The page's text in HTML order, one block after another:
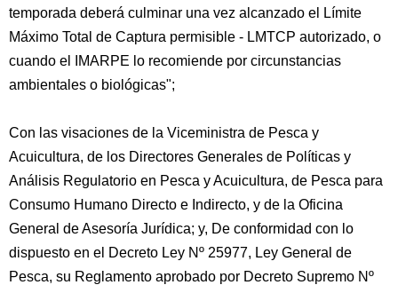
temporada deberá culminar una vez alcanzado el Límite
Máximo Total de Captura permisible - LMTCP autorizado, o
cuando el IMARPE lo recomiende por circunstancias
ambientales o biológicas";
Con las visaciones de la Viceministra de Pesca y
Acuicultura, de los Directores Generales de Políticas y
Análisis Regulatorio en Pesca y Acuicultura, de Pesca para
Consumo Humano Directo e Indirecto, y de la Oficina
General de Asesoría Jurídica; y, De conformidad con lo
dispuesto en el Decreto Ley Nº 25977, Ley General de
Pesca, su Reglamento aprobado por Decreto Supremo Nº